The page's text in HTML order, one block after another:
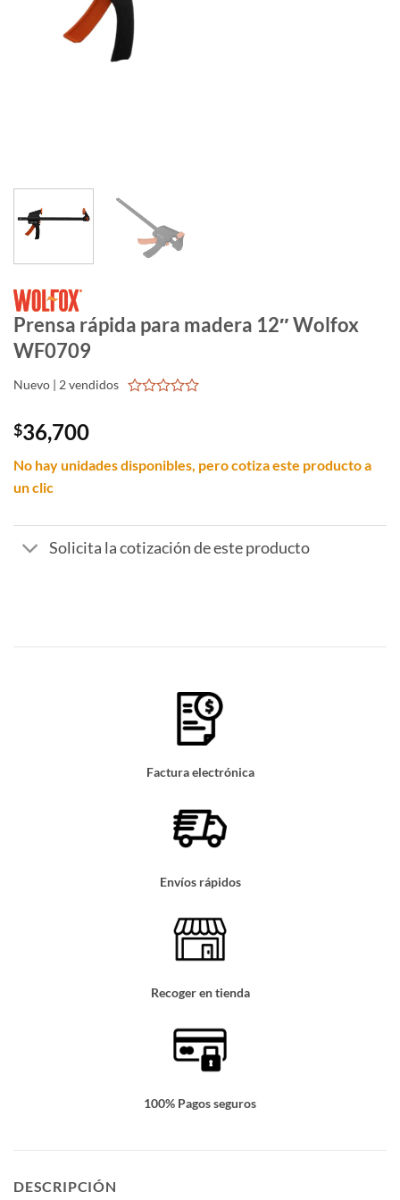
Prensa rápida para madera 12″ Wolfox
WF0709
Nuevo | 2 vendidos
$36,700
No hay unidades disponibles, pero cotiza este producto a
un clic
Solicita la cotización de este producto
Factura electrónica
Envíos rápidos
Recoger en tienda
100% Pagos seguros
DESCRIPCIÓN